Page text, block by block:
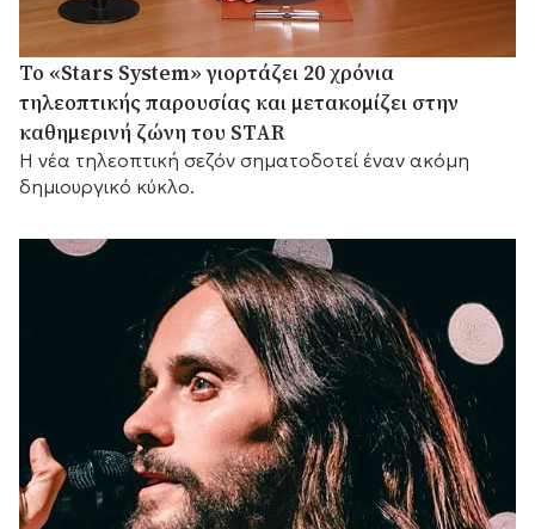
Το «Stars System» γιορτάζει 20 χρόνια
τηλεοπτικής παρουσίας και μετακομίζει στην
καθημερινή ζώνη του STAR
Η νέα τηλεοπτική σεζόν σηματοδοτεί έναν ακόμη
δημιουργικό κύκλο.